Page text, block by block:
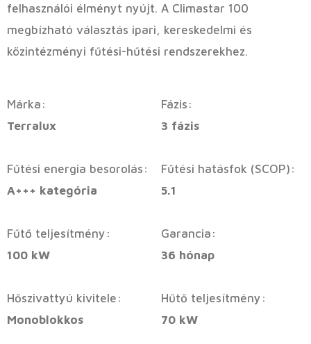
felhasználói élményt nyújt. A Climastar 100
megbízható választás ipari, kereskedelmi és
közintézményi fűtési-hűtési rendszerekhez.
Márka:
Terralux
Fázis:
3 fázis
Fűtési energia besorolás:
A+++ kategória
Fűtési hatásfok (SCOP):
5.1
Fűtő teljesítmény:
100 kW
Garancia:
36 hónap
Hőszivattyú kivitele:
Monoblokkos
Hűtő teljesítmény:
70 kW